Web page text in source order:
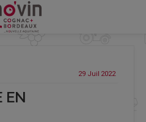
29 Juil 2022
EN